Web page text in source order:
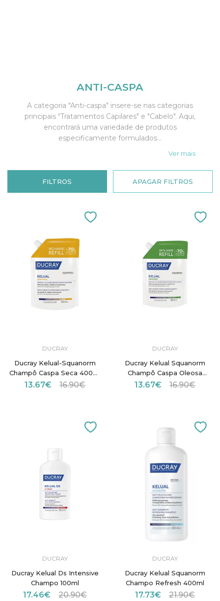
ANTI-CASPA
A categoria "Anti-caspa" insere-se nas categorias
principais "Tratamentos Capilares" e "Cabelo". Aqui,
encontrará uma variedade de produtos
especificamente formulados...
Ver mais
FILTROS APAGAR FILTROS
DUCRAY
Ducray Kelual-Squanorm
Champô Caspa Seca 400ml
Recarga
13.67€ 16.90€
DUCRAY
Ducray Kelual Squanorm
Champô Caspa Oleosa
400ml Recarga
13.67€ 16.90€
DUCRAY
Ducray Kelual Ds Intensive
Champo 100ml
17.46€ 20.90€
DUCRAY
Ducray Kelual Squanorm
Champo Refresh 400ml
17.73€ 21.90€